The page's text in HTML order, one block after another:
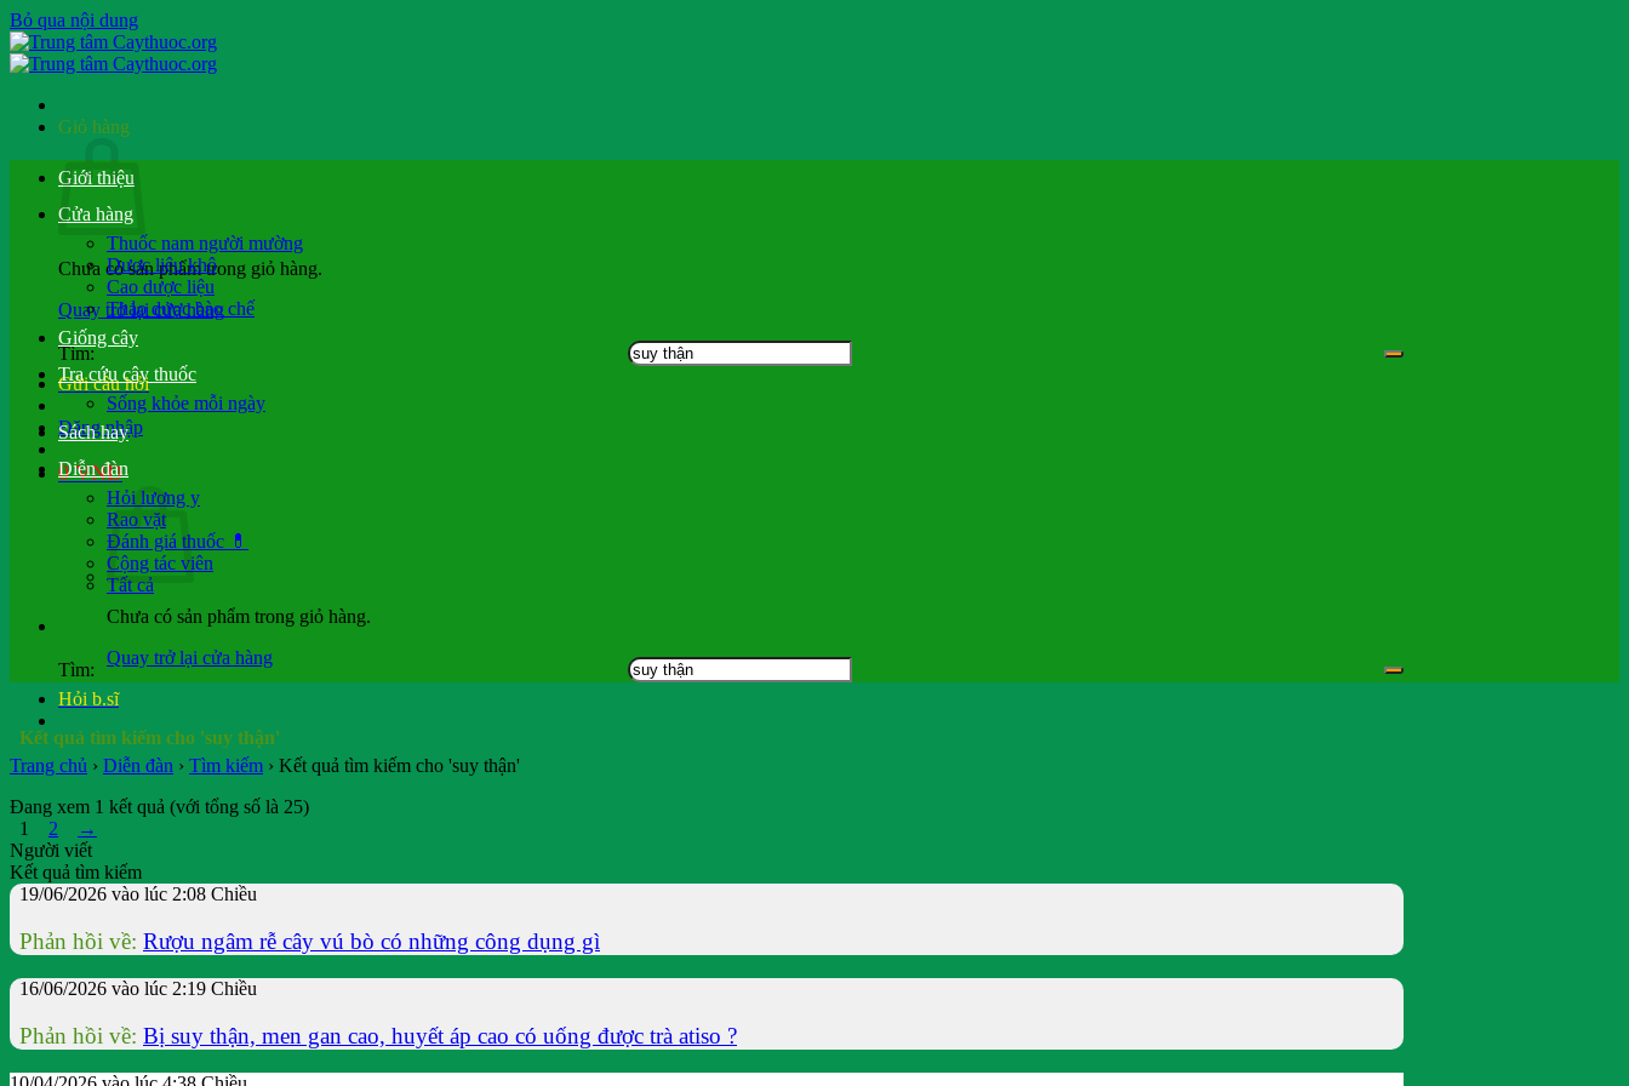
Bỏ qua nội dung
Giỏ hàng
Chưa có sản phẩm trong giỏ hàng.
Quay trở lại cửa hàng
Tìm:
Gửi câu hỏi
Đăng nhập
0VND
Chưa có sản phẩm trong giỏ hàng.
Quay trở lại cửa hàng
Hỏi b.sĩ
Giới thiệu
Cửa hàng
Thuốc nam người mường
Dược liệu khô
Cao dược liệu
Thảo dược bào chế
Giống cây
Tra cứu cây thuốc
Sống khỏe mỗi ngày
Sách hay
Diễn đàn
Hỏi lương y
Rao vặt
Đánh giá thuốc 💊
Cộng tác viên
Tất cả
Tìm:
Kết quả tìm kiếm cho 'suy thận'
Trang chủ › Diễn đàn › Tìm kiếm › Kết quả tìm kiếm cho 'suy thận'
Đang xem 1 kết quả (với tổng số là 25)
1
2
→
Người viết
Kết quả tìm kiếm
19/06/2026 vào lúc 2:08 Chiều
Phản hồi về: Rượu ngâm rễ cây vú bò có những công dụng gì
16/06/2026 vào lúc 2:19 Chiều
Phản hồi về: Bị suy thận, men gan cao, huyết áp cao có uống được trà atiso ?